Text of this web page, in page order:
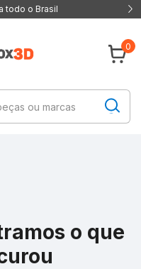
todo o Brasil
0
o que